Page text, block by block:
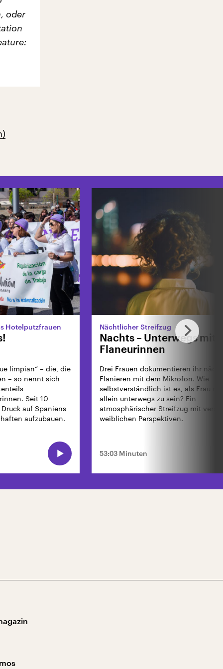
oder
Hotelputzfrauen
limpian“ – die, die
– so nennt sich
Seit 10
auf Spaniens
aufzubauen.
Nächtlicher Streifzug
Nachts – Unterwegs mit
Flaneurinnen
Drei Frauen dokumentieren ihr
Flanieren mit dem Mikrofon. Wie
selbstverständlich ist es, als Frau
allein unterwegs zu sein? Ein
atmosphärischer Streifzug mit
weiblichen Perspektiven.
53:03 Minuten